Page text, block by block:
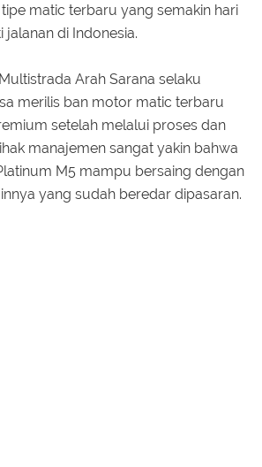
matic terbaru yang semakin hari
di Indonesia.
Arah Sarana selaku
merilis ban motor matic terbaru
setelah melalui proses dan
manajemen sangat yakin bahwa
M5 mampu bersaing dengan
yang sudah beredar dipasaran.